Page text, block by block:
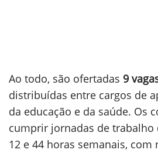
Ao todo, são ofertadas 9
distribuídas entre cargos de
da educação e da saúde. Os
cumprir jornadas de trabalho
12 e 44 horas semanais, com